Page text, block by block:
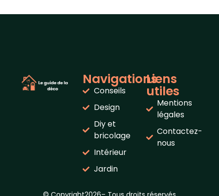
Navigations
Conseils
Design
Diy et
bricolage
Intérieur
Jardin
Liens
utiles
Mentions
légales
Contactez-
nous